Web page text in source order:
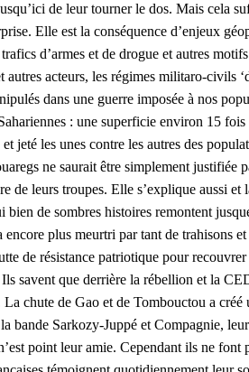
de leur tourner le dos. Mais cela
Elle est la conséquence d’enjeux
d’armes et de drogue et autres
acteurs, les régimes militaro-civils
dans une guerre imposée à nos
: une superficie environ 15
jeté les unes contre les autres des
ne saurait être simplement
de leurs troupes. Elle s’explique aussi
de sombres histoires remontent
plus meurtri par tant de trahisons
de résistance patriotique pour
savent que derrière la rébellion et la
chute de Gao et de Tombouctou a
bande Sarkozy-Juppé et Compagnie,
point leur amie. Cependant ils ne